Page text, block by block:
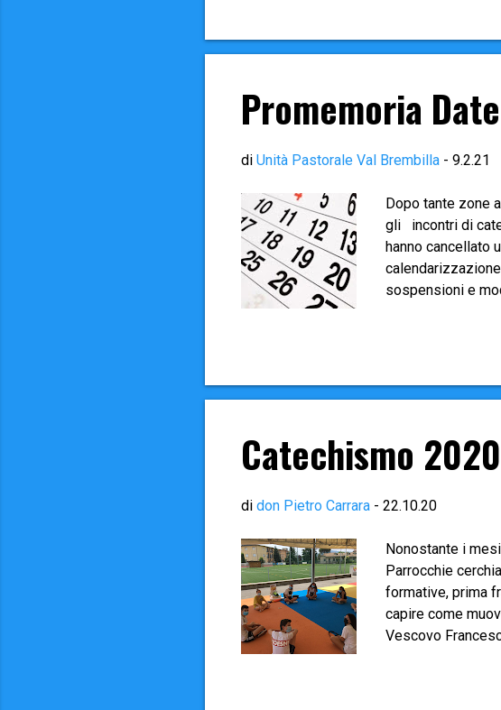
(soprattutto in
Scheda per
Promemoria
di Unità Pastorale Val Brembilla - 9.2.21
Dopo tante zone
gli incontri di
hanno cancellato
sospensioni e
Comunioni a
Cresime a
Catechismo
di don Pietro Carrara - 22.10.20
Nonostante i
Parrocchie
formative, prima
capire come
Vescovo
abbiamo anche